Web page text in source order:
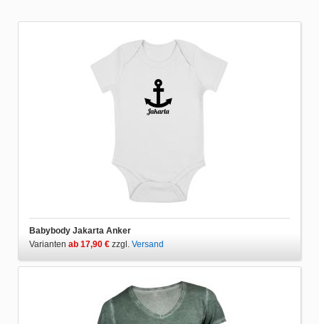
Babybody Jakarta Anker
Varianten ab 17,90 € zzgl. Versand